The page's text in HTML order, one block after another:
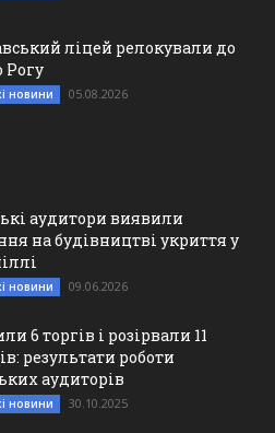
ліцей релокували до
Рогу
новини 05.08.2026
аудитори виявили
на будівництві укриття у
новини 09.06.2026
6 торгів і розірвали 11
результати роботи
аудиторів
новини 30.10.2025